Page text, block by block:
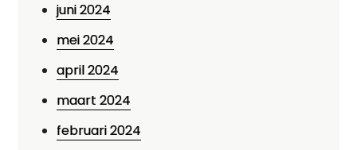
juni 2024
mei 2024
april 2024
maart 2024
februari 2024